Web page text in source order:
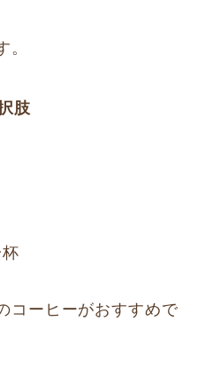
。
肢
コーヒーがおすすめで